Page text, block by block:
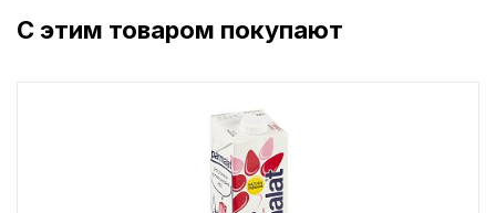
С этим товаром покупают